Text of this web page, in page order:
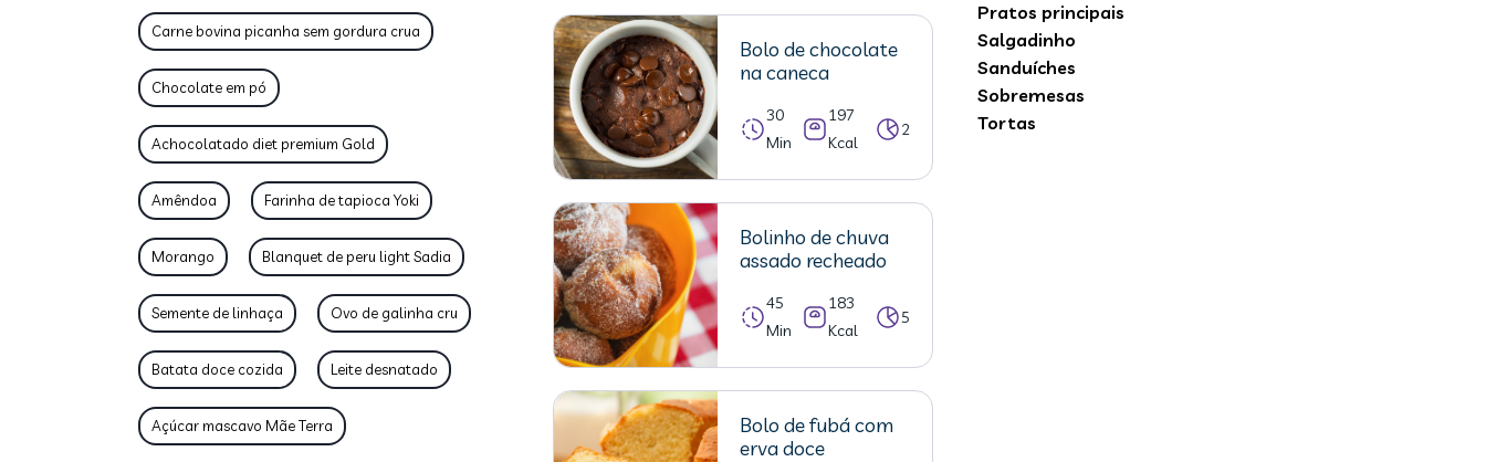
Carne bovina picanha sem gordura crua
Chocolate em pó
Achocolatado diet premium Gold
Amêndoa Farinha de tapioca Yoki
Morango Blanquet de peru light Sadia
Semente de linhaça Ovo de galinha cru
Batata doce cozida Leite desnatado
Açúcar mascavo Mãe Terra
Bolo de chocolate
na caneca
30
Min
197
Kcal
2
Bolinho de chuva
assado recheado
45
Min
183
Kcal
5
Bolo de fubá com
erva doce
Pratos principais
Salgadinho
Sanduíches
Sobremesas
Tortas